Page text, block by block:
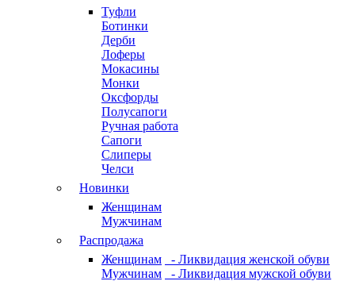
Туфли
Ботинки
Дерби
Лоферы
Мокасины
Монки
Оксфорды
Полусапоги
Ручная работа
Сапоги
Слиперы
Челси
Новинки
Женщинам
Мужчинам
Распродажа
Женщинам
- Ликвидация женской обуви
Мужчинам
- Ликвидация мужской обуви